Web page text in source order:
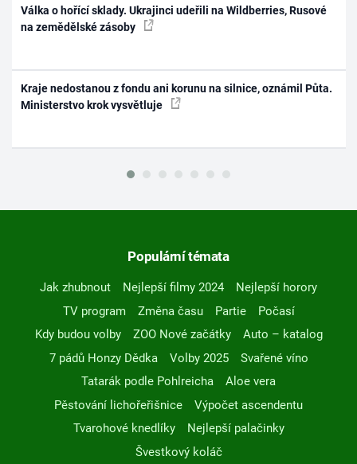
Válka o hořící sklady. Ukrajinci udeřili na Wildberries, Rusové
na zemědělské zásoby
Kraje nedostanou z fondu ani korunu na silnice, oznámil Půta.
Ministerstvo krok vysvětluje
Populární témata
Jak zhubnout Nejlepší filmy 2024
Nejlepší horory
TV program
Změna času Partie
Počasí
Kdy budou volby
ZOO Nové začátky
Auto – katalog
7 pádů Honzy Dědka
Volby 2025
Svařené víno
Tatarák podle Pohlreicha
Aloe vera
Pěstování lichořeřišnice
Výpočet ascendentu
Tvarohové knedlíky
Nejlepší palačinky
Švestkový koláč